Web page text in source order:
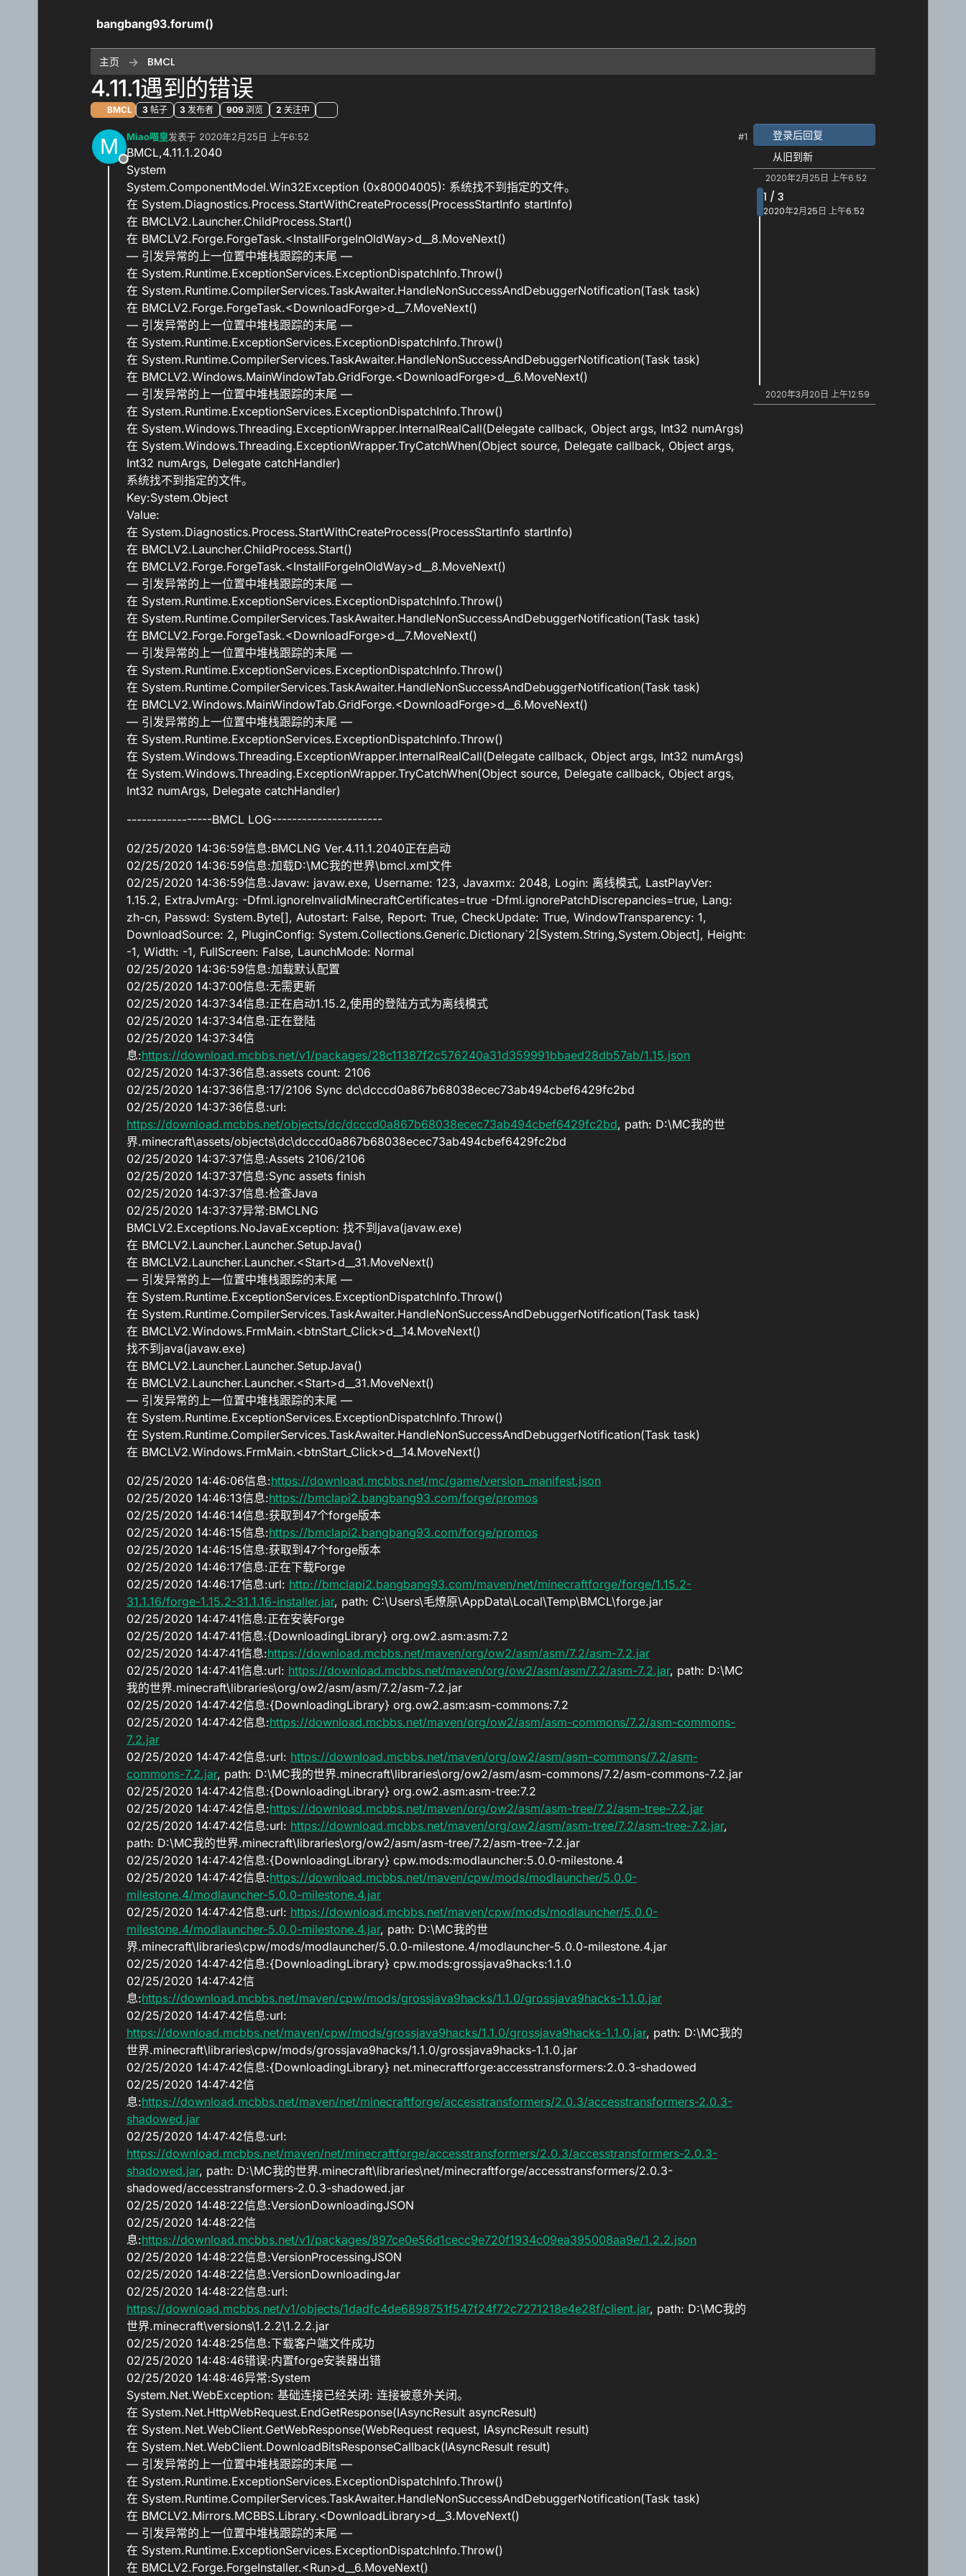
bangbang93.forum()
主页 BMCL
4.11.1遇到的错误
BMCL 3 帖子 3 发布者 909 浏览 2 关注中
M
离线
Miao喵皇发表于 2020年2月25日 上午6:52
最后由 编辑
#1
BMCL,4.11.1.2040
System
System.ComponentModel.Win32Exception (0x80004005): 系统找不到指定的文件。
在 System.Diagnostics.Process.StartWithCreateProcess(ProcessStartInfo startInfo)
在 BMCLV2.Launcher.ChildProcess.Start()
在 BMCLV2.Forge.ForgeTask.<InstallForgeInOldWay>d__8.MoveNext()
— 引发异常的上一位置中堆栈跟踪的末尾 —
在 System.Runtime.ExceptionServices.ExceptionDispatchInfo.Throw()
在 System.Runtime.CompilerServices.TaskAwaiter.HandleNonSuccessAndDebuggerNotification(Task task)
在 BMCLV2.Forge.ForgeTask.<DownloadForge>d__7.MoveNext()
— 引发异常的上一位置中堆栈跟踪的末尾 —
在 System.Runtime.ExceptionServices.ExceptionDispatchInfo.Throw()
在 System.Runtime.CompilerServices.TaskAwaiter.HandleNonSuccessAndDebuggerNotification(Task task)
在 BMCLV2.Windows.MainWindowTab.GridForge.<DownloadForge>d__6.MoveNext()
— 引发异常的上一位置中堆栈跟踪的末尾 —
在 System.Runtime.ExceptionServices.ExceptionDispatchInfo.Throw()
在 System.Windows.Threading.ExceptionWrapper.InternalRealCall(Delegate callback, Object args, Int32 numArgs)
在 System.Windows.Threading.ExceptionWrapper.TryCatchWhen(Object source, Delegate callback, Object args,
Int32 numArgs, Delegate catchHandler)
系统找不到指定的文件。
Key:System.Object
Value:
在 System.Diagnostics.Process.StartWithCreateProcess(ProcessStartInfo startInfo)
在 BMCLV2.Launcher.ChildProcess.Start()
在 BMCLV2.Forge.ForgeTask.<InstallForgeInOldWay>d__8.MoveNext()
— 引发异常的上一位置中堆栈跟踪的末尾 —
在 System.Runtime.ExceptionServices.ExceptionDispatchInfo.Throw()
在 System.Runtime.CompilerServices.TaskAwaiter.HandleNonSuccessAndDebuggerNotification(Task task)
在 BMCLV2.Forge.ForgeTask.<DownloadForge>d__7.MoveNext()
— 引发异常的上一位置中堆栈跟踪的末尾 —
在 System.Runtime.ExceptionServices.ExceptionDispatchInfo.Throw()
在 System.Runtime.CompilerServices.TaskAwaiter.HandleNonSuccessAndDebuggerNotification(Task task)
在 BMCLV2.Windows.MainWindowTab.GridForge.<DownloadForge>d__6.MoveNext()
— 引发异常的上一位置中堆栈跟踪的末尾 —
在 System.Runtime.ExceptionServices.ExceptionDispatchInfo.Throw()
在 System.Windows.Threading.ExceptionWrapper.InternalRealCall(Delegate callback, Object args, Int32 numArgs)
在 System.Windows.Threading.ExceptionWrapper.TryCatchWhen(Object source, Delegate callback, Object args,
Int32 numArgs, Delegate catchHandler)
-----------------BMCL LOG----------------------
02/25/2020 14:36:59信息:BMCLNG Ver.4.11.1.2040正在启动
02/25/2020 14:36:59信息:加载D:\MC我的世界\bmcl.xml文件
02/25/2020 14:36:59信息:Javaw: javaw.exe, Username: 123, Javaxmx: 2048, Login: 离线模式, LastPlayVer:
1.15.2, ExtraJvmArg: -Dfml.ignoreInvalidMinecraftCertificates=true -Dfml.ignorePatchDiscrepancies=true, Lang:
zh-cn, Passwd: System.Byte[], Autostart: False, Report: True, CheckUpdate: True, WindowTransparency: 1,
DownloadSource: 2, PluginConfig: System.Collections.Generic.Dictionary`2[System.String,System.Object], Height:
-1, Width: -1, FullScreen: False, LaunchMode: Normal
02/25/2020 14:36:59信息:加载默认配置
02/25/2020 14:37:00信息:无需更新
02/25/2020 14:37:34信息:正在启动1.15.2,使用的登陆方式为离线模式
02/25/2020 14:37:34信息:正在登陆
02/25/2020 14:37:34信
息:https://download.mcbbs.net/v1/packages/28c11387f2c576240a31d359991bbaed28db57ab/1.15.json
02/25/2020 14:37:36信息:assets count: 2106
02/25/2020 14:37:36信息:17/2106 Sync dc\dcccd0a867b68038ecec73ab494cbef6429fc2bd
02/25/2020 14:37:36信息:url:
https://download.mcbbs.net/objects/dc/dcccd0a867b68038ecec73ab494cbef6429fc2bd, path: D:\MC我的世
界.minecraft\assets/objects\dc\dcccd0a867b68038ecec73ab494cbef6429fc2bd
02/25/2020 14:37:37信息:Assets 2106/2106
02/25/2020 14:37:37信息:Sync assets finish
02/25/2020 14:37:37信息:检查Java
02/25/2020 14:37:37异常:BMCLNG
BMCLV2.Exceptions.NoJavaException: 找不到java(javaw.exe)
在 BMCLV2.Launcher.Launcher.SetupJava()
在 BMCLV2.Launcher.Launcher.<Start>d__31.MoveNext()
— 引发异常的上一位置中堆栈跟踪的末尾 —
在 System.Runtime.ExceptionServices.ExceptionDispatchInfo.Throw()
在 System.Runtime.CompilerServices.TaskAwaiter.HandleNonSuccessAndDebuggerNotification(Task task)
在 BMCLV2.Windows.FrmMain.<btnStart_Click>d__14.MoveNext()
找不到java(javaw.exe)
在 BMCLV2.Launcher.Launcher.SetupJava()
在 BMCLV2.Launcher.Launcher.<Start>d__31.MoveNext()
— 引发异常的上一位置中堆栈跟踪的末尾 —
在 System.Runtime.ExceptionServices.ExceptionDispatchInfo.Throw()
在 System.Runtime.CompilerServices.TaskAwaiter.HandleNonSuccessAndDebuggerNotification(Task task)
在 BMCLV2.Windows.FrmMain.<btnStart_Click>d__14.MoveNext()
02/25/2020 14:46:06信息:https://download.mcbbs.net/mc/game/version_manifest.json
02/25/2020 14:46:13信息:https://bmclapi2.bangbang93.com/forge/promos
02/25/2020 14:46:14信息:获取到47个forge版本
02/25/2020 14:46:15信息:https://bmclapi2.bangbang93.com/forge/promos
02/25/2020 14:46:15信息:获取到47个forge版本
02/25/2020 14:46:17信息:正在下载Forge
02/25/2020 14:46:17信息:url: http://bmclapi2.bangbang93.com/maven/net/minecraftforge/forge/1.15.2-
31.1.16/forge-1.15.2-31.1.16-installer.jar, path: C:\Users\毛燎原\AppData\Local\Temp\BMCL\forge.jar
02/25/2020 14:47:41信息:正在安装Forge
02/25/2020 14:47:41信息:{DownloadingLibrary} org.ow2.asm:asm:7.2
02/25/2020 14:47:41信息:https://download.mcbbs.net/maven/org/ow2/asm/asm/7.2/asm-7.2.jar
02/25/2020 14:47:41信息:url: https://download.mcbbs.net/maven/org/ow2/asm/asm/7.2/asm-7.2.jar, path: D:\MC
我的世界.minecraft\libraries\org/ow2/asm/asm/7.2/asm-7.2.jar
02/25/2020 14:47:42信息:{DownloadingLibrary} org.ow2.asm:asm-commons:7.2
02/25/2020 14:47:42信息:https://download.mcbbs.net/maven/org/ow2/asm/asm-commons/7.2/asm-commons-
7.2.jar
02/25/2020 14:47:42信息:url: https://download.mcbbs.net/maven/org/ow2/asm/asm-commons/7.2/asm-
commons-7.2.jar, path: D:\MC我的世界.minecraft\libraries\org/ow2/asm/asm-commons/7.2/asm-commons-7.2.jar
02/25/2020 14:47:42信息:{DownloadingLibrary} org.ow2.asm:asm-tree:7.2
02/25/2020 14:47:42信息:https://download.mcbbs.net/maven/org/ow2/asm/asm-tree/7.2/asm-tree-7.2.jar
02/25/2020 14:47:42信息:url: https://download.mcbbs.net/maven/org/ow2/asm/asm-tree/7.2/asm-tree-7.2.jar,
path: D:\MC我的世界.minecraft\libraries\org/ow2/asm/asm-tree/7.2/asm-tree-7.2.jar
02/25/2020 14:47:42信息:{DownloadingLibrary} cpw.mods:modlauncher:5.0.0-milestone.4
02/25/2020 14:47:42信息:https://download.mcbbs.net/maven/cpw/mods/modlauncher/5.0.0-
milestone.4/modlauncher-5.0.0-milestone.4.jar
02/25/2020 14:47:42信息:url: https://download.mcbbs.net/maven/cpw/mods/modlauncher/5.0.0-
milestone.4/modlauncher-5.0.0-milestone.4.jar, path: D:\MC我的世
界.minecraft\libraries\cpw/mods/modlauncher/5.0.0-milestone.4/modlauncher-5.0.0-milestone.4.jar
02/25/2020 14:47:42信息:{DownloadingLibrary} cpw.mods:grossjava9hacks:1.1.0
02/25/2020 14:47:42信
息:https://download.mcbbs.net/maven/cpw/mods/grossjava9hacks/1.1.0/grossjava9hacks-1.1.0.jar
02/25/2020 14:47:42信息:url:
https://download.mcbbs.net/maven/cpw/mods/grossjava9hacks/1.1.0/grossjava9hacks-1.1.0.jar, path: D:\MC我的
世界.minecraft\libraries\cpw/mods/grossjava9hacks/1.1.0/grossjava9hacks-1.1.0.jar
02/25/2020 14:47:42信息:{DownloadingLibrary} net.minecraftforge:accesstransformers:2.0.3-shadowed
02/25/2020 14:47:42信
息:https://download.mcbbs.net/maven/net/minecraftforge/accesstransformers/2.0.3/accesstransformers-2.0.3-
shadowed.jar
02/25/2020 14:47:42信息:url:
https://download.mcbbs.net/maven/net/minecraftforge/accesstransformers/2.0.3/accesstransformers-2.0.3-
shadowed.jar, path: D:\MC我的世界.minecraft\libraries\net/minecraftforge/accesstransformers/2.0.3-
shadowed/accesstransformers-2.0.3-shadowed.jar
02/25/2020 14:48:22信息:VersionDownloadingJSON
02/25/2020 14:48:22信
息:https://download.mcbbs.net/v1/packages/897ce0e56d1cecc9e720f1934c09ea395008aa9e/1.2.2.json
02/25/2020 14:48:22信息:VersionProcessingJSON
02/25/2020 14:48:22信息:VersionDownloadingJar
02/25/2020 14:48:22信息:url:
https://download.mcbbs.net/v1/objects/1dadfc4de6898751f547f24f72c7271218e4e28f/client.jar, path: D:\MC我的
世界.minecraft\versions\1.2.2\1.2.2.jar
02/25/2020 14:48:25信息:下载客户端文件成功
02/25/2020 14:48:46错误:内置forge安装器出错
02/25/2020 14:48:46异常:System
System.Net.WebException: 基础连接已经关闭: 连接被意外关闭。
在 System.Net.HttpWebRequest.EndGetResponse(IAsyncResult asyncResult)
在 System.Net.WebClient.GetWebResponse(WebRequest request, IAsyncResult result)
在 System.Net.WebClient.DownloadBitsResponseCallback(IAsyncResult result)
— 引发异常的上一位置中堆栈跟踪的末尾 —
在 System.Runtime.ExceptionServices.ExceptionDispatchInfo.Throw()
在 System.Runtime.CompilerServices.TaskAwaiter.HandleNonSuccessAndDebuggerNotification(Task task)
在 BMCLV2.Mirrors.MCBBS.Library.<DownloadLibrary>d__3.MoveNext()
— 引发异常的上一位置中堆栈跟踪的末尾 —
在 System.Runtime.ExceptionServices.ExceptionDispatchInfo.Throw()
在 BMCLV2.Forge.ForgeInstaller.<Run>d__6.MoveNext()
登录后回复
从旧到新
2020年2月25日 上午6:52
1 / 3
2020年2月25日 上午6:52
2020年3月20日 上午12:59